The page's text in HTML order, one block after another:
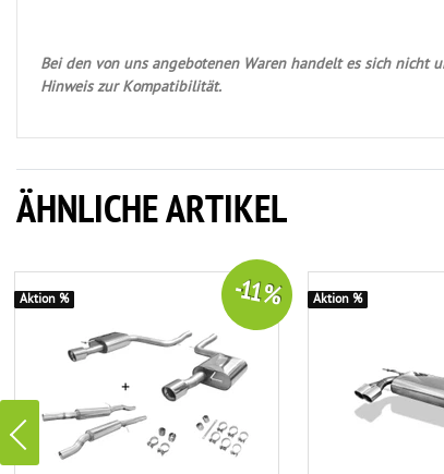
Bei den von uns angebotenen Waren handelt es sich
Hinweis zur Kompatibilität.
ÄHNLICHE ARTIKEL
-11 %
Aktion % Aktion %